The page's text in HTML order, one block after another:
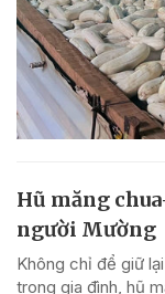
Hũ măng
người Mường
Không chỉ để giữ
trong gia đình, hũ